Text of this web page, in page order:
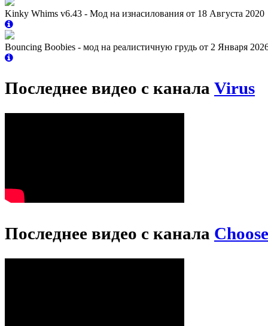
Kinky Whims v6.43 - Мод на изнасилования от 18 Августа 2020
Bouncing Boobies - мод на реалистичную грудь от 2 Января
Последнее видео с канала Virus
Последнее видео с канала